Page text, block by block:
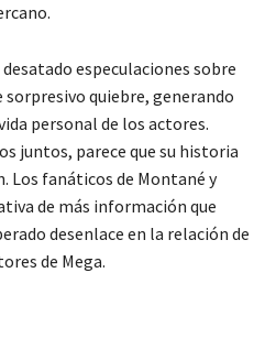
especulaciones sobre
quiebre, generando
personal de los actores.
juntos, parece que su historia
Los fanáticos de Montané y
de más información que
desenlace en la relación de
de Mega.